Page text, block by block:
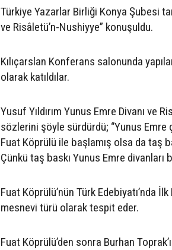
Türkiye Yazarlar Birliği Konya Şubesi
ve Risâletü’n-Nushiyye” konuşuldu.
Kılıçarslan Konferans salonunda
olarak katıldılar.
Yusuf Yıldırım Yunus Emre Divanı ve
sözlerini şöyle sürdürdü; “Yunus Emre
Fuat Köprülü ile başlamış olsa da taş
Çünkü taş baskı Yunus Emre
Fuat Köprülü’nün Türk Edebiyatı’nda
mesnevi türü olarak tespit eder.
Fuat Köprülü’den sonra Burhan